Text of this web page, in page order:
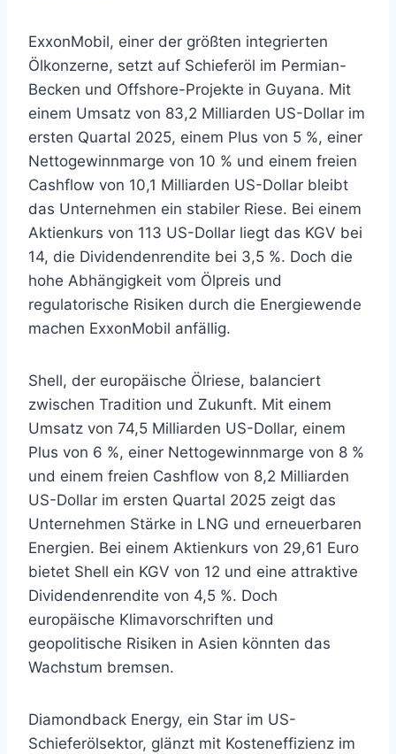
ExxonMobil, einer der größten integrierten
Ölkonzerne, setzt auf Schieferöl im Permian-
Becken und Offshore-Projekte in Guyana. Mit
einem Umsatz von 83,2 Milliarden US-Dollar im
ersten Quartal 2025, einem Plus von 5 %, einer
Nettogewinnmarge von 10 % und einem freien
Cashflow von 10,1 Milliarden US-Dollar bleibt
das Unternehmen ein stabiler Riese. Bei einem
Aktienkurs von 113 US-Dollar liegt das KGV bei
14, die Dividendenrendite bei 3,5 %. Doch die
hohe Abhängigkeit vom Ölpreis und
regulatorische Risiken durch die Energiewende
machen ExxonMobil anfällig.
Shell, der europäische Ölriese, balanciert
zwischen Tradition und Zukunft. Mit einem
Umsatz von 74,5 Milliarden US-Dollar, einem
Plus von 6 %, einer Nettogewinnmarge von 8 %
und einem freien Cashflow von 8,2 Milliarden
US-Dollar im ersten Quartal 2025 zeigt das
Unternehmen Stärke in LNG und erneuerbaren
Energien. Bei einem Aktienkurs von 29,61 Euro
bietet Shell ein KGV von 12 und eine attraktive
Dividendenrendite von 4,5 %. Doch
europäische Klimavorschriften und
geopolitische Risiken in Asien könnten das
Wachstum bremsen.
Diamondback Energy, ein Star im US-
Schieferölsektor, glänzt mit Kosteneffizienz im